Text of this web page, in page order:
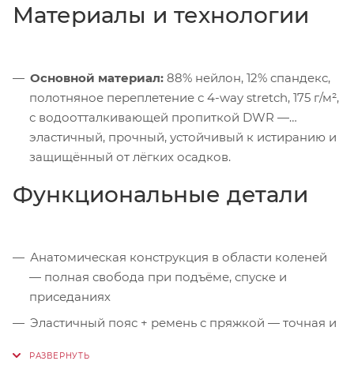
Материалы и технологии
Основной материал: 88% нейлон, 12% спандекс,
полотняное переплетение с 4-way stretch, 175 г/м²,
с водоотталкивающей пропиткой DWR —
эластичный, прочный, устойчивый к истиранию и
защищённый от лёгких осадков.
Функциональные детали
Анатомическая конструкция в области коленей
— полная свобода при подъёме, спуске и
приседаниях
Эластичный пояс + ремень с пряжкой — точная и